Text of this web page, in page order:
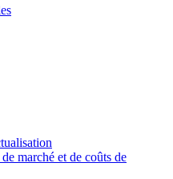
marché et de coûts de